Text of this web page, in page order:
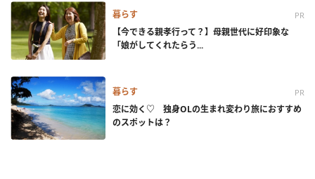
暮らす PR
【今できる親孝行って？】母親世代に好印象な
「娘がしてくれたらう...
暮らす PR
恋に効く♡ 独身OLの生まれ変わり旅におすすめ
のスポットは？